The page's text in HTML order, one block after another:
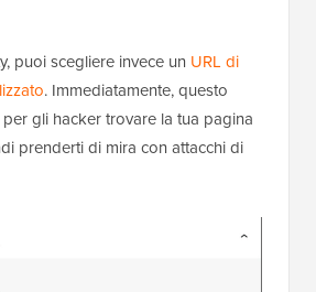
puoi scegliere invece un URL di
. Immediatamente, questo
gli hacker trovare la tua pagina
prenderti di mira con attacchi di